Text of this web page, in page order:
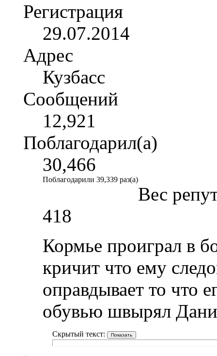
Регистрация
29.07.2014
Адрес
Кузбасс
Сообщений
12,921
Поблагодарил(а)
30,466
Поблагодарили 39,339 раз(а)
Вес
418
Кормье проиграл в
кричит что ему
оправдывает то что
обувью швырял
Скрытый текст: